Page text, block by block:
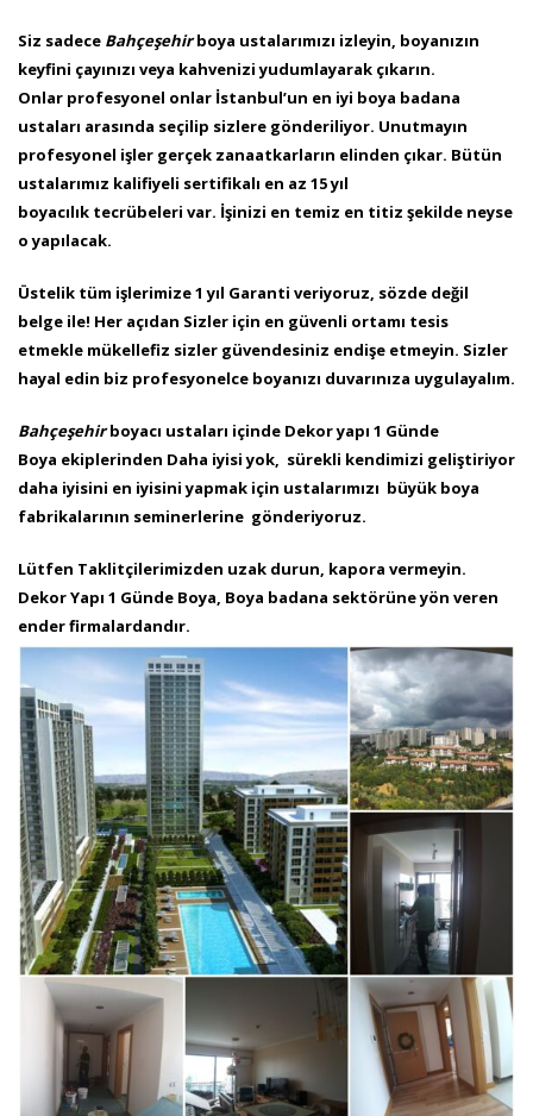
Siz sadece Bahçeşehirboya ustalarımızı izleyin, boyanızın
keyfini çayınızı veya kahvenizi yudumlayarak çıkarın.
Onlar profesyonel onlar İstanbul’un en iyi boya badana
ustaları arasında seçilip sizlere gönderiliyor. Unutmayın
profesyonel işler gerçek zanaatkarların elinden çıkar. Bütün
ustalarımız kalifiyeli sertifikalı en az 15 yıl
boyacılık tecrübeleri var. İşinizi en temiz en titiz şekilde neyse
o yapılacak.
Üstelik tüm işlerimize 1 yıl Garanti veriyoruz, sözde değil
belge ile! Her açıdan Sizler için en güvenli ortamı tesis
etmekle mükellefiz sizler güvendesiniz endişe etmeyin. Sizler
hayal edin biz profesyonelce boyanızı duvarınıza uygulayalım.
Bahçeşehirboyacı ustaları içinde Dekor yapı 1 Günde
Boya ekiplerinden Daha iyisi yok, sürekli kendimizi geliştiriyor
daha iyisini en iyisini yapmak için ustalarımızı büyük boya
fabrikalarının seminerlerine gönderiyoruz.
Lütfen Taklitçilerimizden uzak durun, kapora vermeyin.
Dekor Yapı 1 Günde Boya, Boya badana sektörüne yön veren
ender firmalardandır.